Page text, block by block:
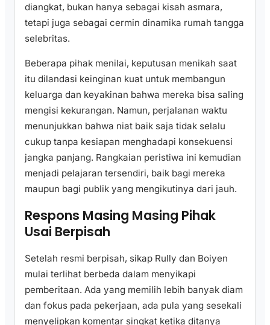
diangkat, bukan hanya sebagai kisah asmara,
tetapi juga sebagai cermin dinamika rumah tangga
selebritas.
Beberapa pihak menilai, keputusan menikah saat
itu dilandasi keinginan kuat untuk membangun
keluarga dan keyakinan bahwa mereka bisa saling
mengisi kekurangan. Namun, perjalanan waktu
menunjukkan bahwa niat baik saja tidak selalu
cukup tanpa kesiapan menghadapi konsekuensi
jangka panjang. Rangkaian peristiwa ini kemudian
menjadi pelajaran tersendiri, baik bagi mereka
maupun bagi publik yang mengikutinya dari jauh.
Respons Masing Masing Pihak
Usai Berpisah
Setelah resmi berpisah, sikap Rully dan Boiyen
mulai terlihat berbeda dalam menyikapi
pemberitaan. Ada yang memilih lebih banyak diam
dan fokus pada pekerjaan, ada pula yang sesekali
menyelipkan komentar singkat ketika ditanya